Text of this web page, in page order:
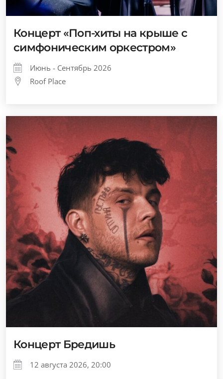
Концерт «Поп-хиты на крыше с
симфоническим оркестром»
Июнь - Сентябрь 2026
Roof Place
Концерт Бредишь
12 августа 2026, 20:00